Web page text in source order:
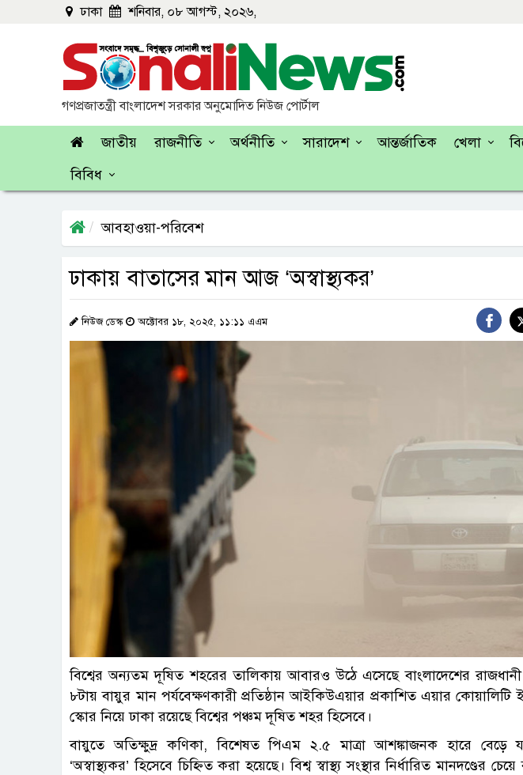
ঢাকা শনিবার, ০৮ আগস্ট, ২০২৬,
গণপ্রজাতন্ত্রী বাংলাদেশ সরকার অনুমোদিত নিউজ পোর্টাল
জাতীয় রাজনীতি অর্থনীতি সারাদেশ আন্তর্জাতিক খেলা
বিবিধ
আবহাওয়া-পরিবেশ
ঢাকায় বাতাসের মান আজ ‘অস্বাস্থ্যকর’
নিউজ ডেস্ক অক্টোবর ১৮, ২০২৫, ১১:১১ এএম
বিশ্বের অন্যতম দূষিত শহরের তালিকায় আবারও উঠে এসেছে বাংলাদেশের
৮টায় বায়ুর মান পর্যবেক্ষণকারী প্রতিষ্ঠান আইকিউএয়ার প্রকাশিত এয়ার
স্কোর নিয়ে ঢাকা রয়েছে বিশ্বের পঞ্চম দূষিত শহর হিসেবে।
বায়ুতে অতিক্ষুদ্র কণিকা, বিশেষত পিএম ২.৫ মাত্রা আশঙ্কাজনক হারে বেড়ে
‘অস্বাস্থ্যকর’ হিসেবে চিহ্নিত করা হয়েছে। বিশ্ব স্বাস্থ্য সংস্থার নির্ধারিত মানদণ্ডের